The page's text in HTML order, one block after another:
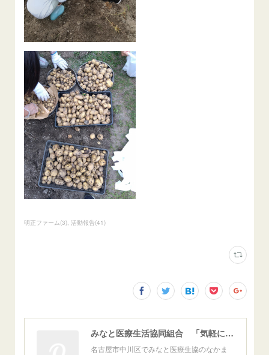
明正ファーム(3) 活動報告(41)
みなと医療生活協同組合 「気軽にすけっと」 - 名古屋市中川区の地域型相互ボランティア
名古屋市中川区でみなと医療生協のなかま